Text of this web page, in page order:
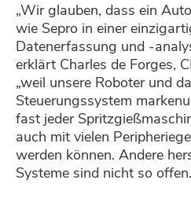
„Wir glauben, dass ein
wie Sepro in einer
Datenerfassung und -
erklärt Charles de Forges,
„weil unsere Roboter und
Steuerungssystem
fast jeder
auch mit vielen
werden können. Andere
Systeme sind nicht so